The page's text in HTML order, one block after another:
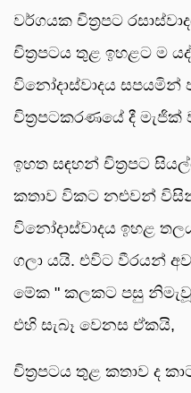
වර්ගයක චිත්‍රපට
චිත්‍රපටය තුළ ඉහළට ම
විනෝදාස්වාදය
චිත්‍රපටකරණයේ දී මැජික්
ඉහත සඳහන් චිත්‍රපට
කතාව විකට නළුවන්
විනෝදාස්වාදය ඉහළ
ගලා යයි. එවිට වීරයන්
මේක " කලකට පසු
එහි සැබෑ වෙනස ඒකයි,
චිත්‍රපටය තුළ කතාව ද